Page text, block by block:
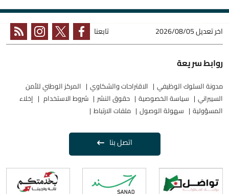
اخر تعديل2026/08/05 تابعنا
روابط سريعة
مدونة السلوك الوظيفي الاقتراحات والشكاوي
المركز الوطني للأمن
السيبراني
سياسة الخصوصية حقوق النشر شروط الاستخدام
إخلاء
المسؤولية
سهولة الوصول ملفات الارتباط
اتصل بنا